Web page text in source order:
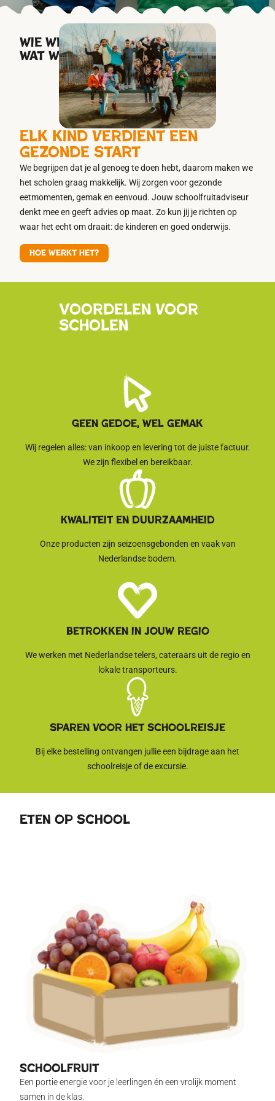
wie we zijn &
wat we doen
Elk kind verdient een
gezonde start
We begrijpen dat je al genoeg te doen hebt, daarom maken we
het scholen graag makkelijk. Wij zorgen voor gezonde
eetmomenten, gemak en eenvoud. Jouw schoolfruitadviseur
denkt mee en geeft advies op maat. Zo kun jij je richten op
waar het echt om draait: de kinderen en goed onderwijs.
Hoe werkt het?
Voordelen voor
scholen
Geen gedoe, wel gemak
Wij regelen alles: van inkoop en levering tot de juiste factuur.
We zijn flexibel en bereikbaar.
Kwaliteit en duurzaamheid
Onze producten zijn seizoensgebonden en vaak van
Nederlandse bodem.
Betrokken in jouw regio
We werken met Nederlandse telers, cateraars uit de regio en
lokale transporteurs.
sparen voor het schoolreisje
Bij elke bestelling ontvangen jullie een bijdrage aan het
schoolreisje of de excursie.
Eten op school
Schoolfruit
Een portie energie voor je leerlingen én een vrolijk moment
samen in de klas.